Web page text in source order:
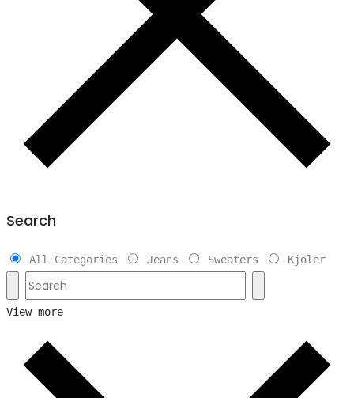
Search
All Categories Jeans Sweaters Kjoler
View more